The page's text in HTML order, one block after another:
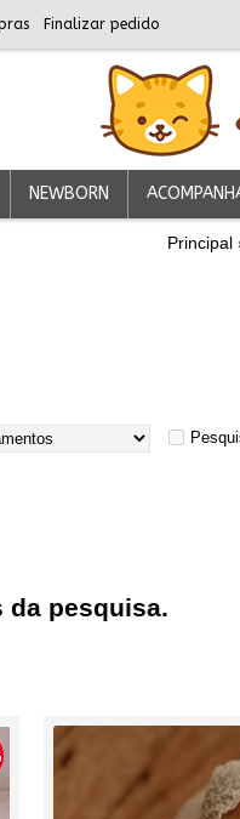
Finalizar pedido
NEWBORN
Principal
da pesquisa.